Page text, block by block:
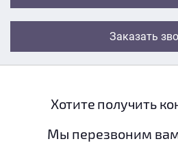
Заказать
Хотите получить
Мы перезвоним